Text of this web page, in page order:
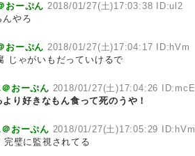
おーぷん 2018/01/27(土)17:03:38 ID:ul2
んやろ
おーぷん 2018/01/27(土)17:04:17 ID:hVm
じゃがいもだっていけるで
おーぷん 2018/01/27(土)17:04:26 ID:mcE
り好きなもん食って死のうや！
おーぷん 2018/01/27(土)17:05:29 ID:hVm
完璧に監視されてる